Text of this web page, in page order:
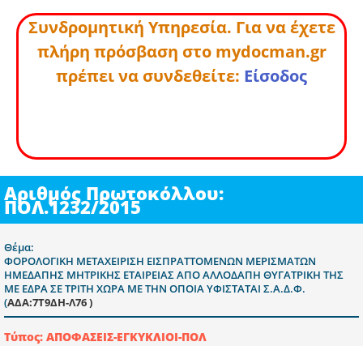
Συνδρομητική Υπηρεσία. Για να έχετε
πλήρη πρόσβαση στο mydocman.gr
πρέπει να συνδεθείτε: Είσοδος
Αριθμός Πρωτοκόλλου:
ΠΟΛ.1232/2015
Θέμα:
ΦΟΡΟΛΟΓΙΚΗ ΜΕΤΑΧΕΙΡΙΣΗ ΕΙΣΠΡΑΤΤΟΜΕΝΩΝ ΜΕΡΙΣΜΑΤΩΝ
ΗΜΕΔΑΠΗΣ ΜΗΤΡΙΚΗΣ ΕΤΑΙΡΕΙΑΣ ΑΠΟ ΑΛΛΟΔΑΠΗ ΘΥΓΑΤΡΙΚΗ ΤΗΣ
ΜΕ ΕΔΡΑ ΣΕ ΤΡΙΤΗ ΧΩΡΑ ΜΕ ΤΗΝ ΟΠΟΙΑ ΥΦΙΣΤΑΤΑΙ Σ.Α.Δ.Φ.
(ΑΔΑ:7Τ9ΔΗ-Λ76 )
Τύπος: ΑΠΟΦΑΣΕΙΣ-ΕΓΚΥΚΛΙΟΙ-ΠΟΛ